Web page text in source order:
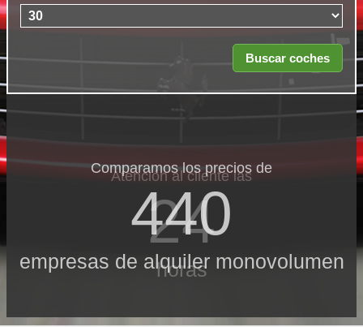
Comparamos los precios de
440
empresas de alquiler monovolumen
Atención al cliente las
24
horas